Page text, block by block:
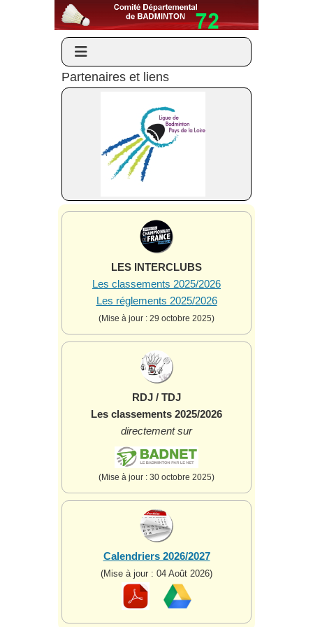
Partenaires et liens
LES INTERCLUBS
Les classements 2025/2026
Les réglements 2025/2026
(Mise à jour : 29 octobre 2025)
RDJ / TDJ
Les classements 2025/2026
directement sur
(Mise à jour : 30 octobre 2025)
Calendriers 2026/2027
(Mise à jour : 04 Août 2026)